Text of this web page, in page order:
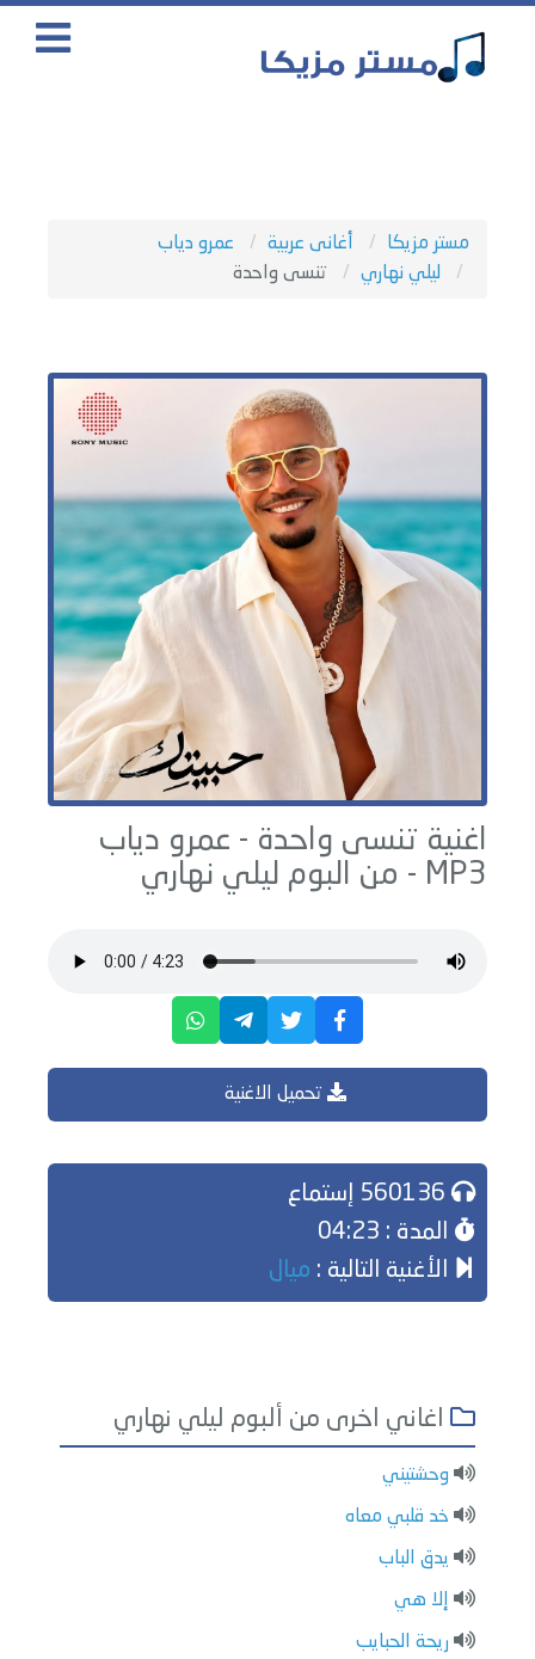
مستر مزيكا أغانى عربية
عمرو دياب
ليلي نهاري
تنسى واحدة
اغنية تنسى واحدة - عمرو دياب
MP3 - من البوم
ليلي نهاري
تحميل الاغنية
المدة : 04:23
الأغنية التالية : ميال
اغاني اخرى من ألبوم ليلي نهاري
وحشتيني
خد قلبي معاه
يدق الباب
إلا هي
ريحة الحبايب